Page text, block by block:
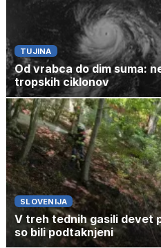
TUJINA
Od vrabca do dim suma:
tropskih ciklonov
SLOVENIJA
V treh tednih gasili devet
so bili podtaknjeni